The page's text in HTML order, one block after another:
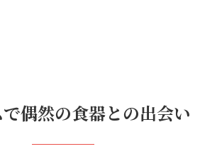
偶然の食器との出会い